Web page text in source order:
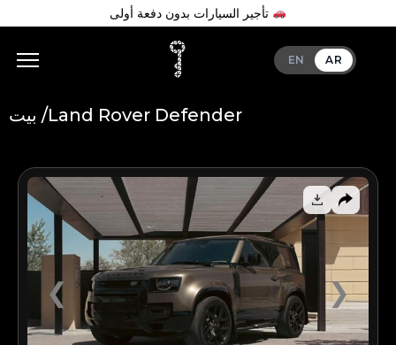
EN AR
بيت /Land Rover Defender
❮ ❯